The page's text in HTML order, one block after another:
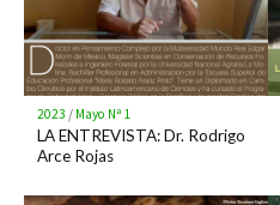
2023 / Mayo Nª 1
LA ENTREVISTA: Dr. Rodrigo
Arce Rojas